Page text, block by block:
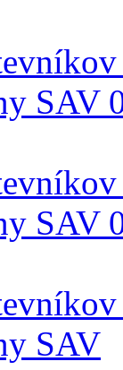
SAV
SAV
SAV